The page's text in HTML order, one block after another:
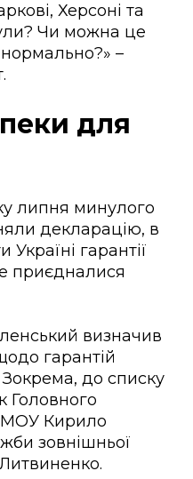
Херсоні та
Чи можна це
–
для
липня минулого
декларацію, в
гарантії
приєдналися
визначив
гарантій
до списку
Головного
МОУ Кирило
зовнішньої